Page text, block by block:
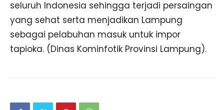
seluruh Indonesia sehingga terjadi persaingan
yang sehat serta menjadikan Lampung
sebagai pelabuhan masuk untuk impor
tapioka. (Dinas Kominfotik Provinsi Lampung).